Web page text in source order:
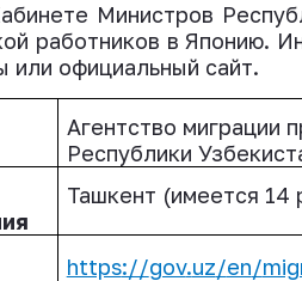
Министров
работников в Японию.
или официальный сайт.
Агентство миграции
Республики
Ташкент (имеется 14
https://gov.uz/en/